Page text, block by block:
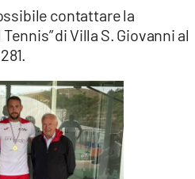
contattare la
di Villa S. Giovanni al